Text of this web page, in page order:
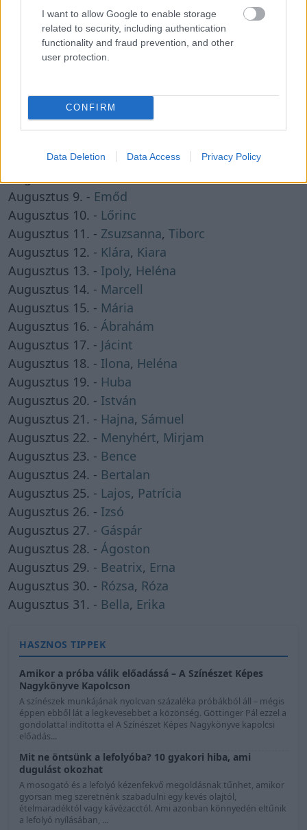
I want to allow Google to enable storage
related to security, including authentication
functionality and fraud prevention, and other
user protection.
CONFIRM
Data Deletion Data Access Privacy Policy
AUGUSZTUS HÓNAP NÉVNAPOK
Augusztus 1. -Boglárka
Augusztus 2. -
Augusztus 4. -Dominika
Augusztus 5. -Krisztina
Augusztus 7. -Ibolya,Donát
Augusztus 9. - Emőd
Augusztus 10. - Lőrinc
Augusztus 11. - Zsuzsanna, Tiborc
Augusztus 12. - Klára, Kiara
Augusztus 13. - Ipoly, Heléna
Augusztus 14. - Marcell
Augusztus 15. - Mária
Augusztus 16. - Ábrahám
Augusztus 17. - Jácint
Augusztus 18. - Ilona, Heléna
Augusztus 19. - Huba
Augusztus 20. - István
Augusztus 21. - Hajna, Sámuel
Augusztus 22. - Menyhért, Mirjam
Augusztus 23. - Bence
Augusztus 24. - Bertalan
Augusztus 25. - Lajos, Patrícia
Augusztus 26. - Izsó
Augusztus 27. - Gáspár
Augusztus 28. - Ágoston
Augusztus 29. - Beatrix, Erna
Augusztus 30. - Rózsa, Róza
Augusztus 31. - Bella, Erika
HASZNOS TIPPEK
Amikor a próba válik előadássá – A Színészet Képes
Nagykönyve Kapolcson
A színészek munkájának nyolcvan százaléka próbákból áll – mégis
éppen ebből lát a legkevesebbet a közönség. Göttinger Pál ezzel a
gondolattal indította el A Színészet Képes Nagykönyve kapolcsi
előadás...
Mit ne öntsünk a lefolyóba? 10 gyakori hiba, ami
dugulást okozhat
A mosogató és a lefolyó kézenfekvő megoldásnak tűnhet, amikor
gyorsan meg szeretnénk szabadulni egy kevés olajtól,
ételmaradéktól vagy kávézacctól. Ami azonban könnyedén eltűnik
a lefolyó nyílásában, ...